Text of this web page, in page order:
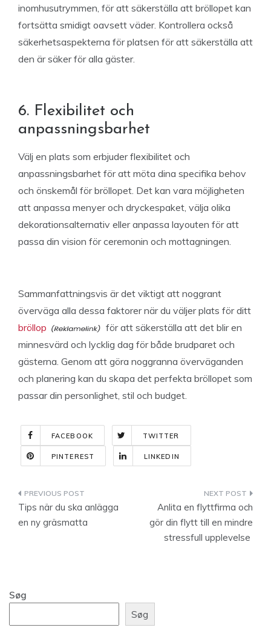
inomhusutrymmen, för att säkerställa att bröllopet kan
fortsätta smidigt oavsett väder. Kontrollera också
säkerhetsaspekterna för platsen för att säkerställa att
den är säker för alla gäster.
6. Flexibilitet och
anpassningsbarhet
Välj en plats som erbjuder flexibilitet och
anpassningsbarhet för att möta dina specifika behov
och önskemål för bröllopet. Det kan vara möjligheten
att anpassa menyer och dryckespaket, välja olika
dekorationsalternativ eller anpassa layouten för att
passa din vision för ceremonin och mottagningen.
Sammanfattningsvis är det viktigt att noggrant
överväga alla dessa faktorer när du väljer plats för ditt
bröllop
för att säkerställa att det blir en
minnesvärd och lycklig dag för både brudparet och
gästerna. Genom att göra noggranna överväganden
och planering kan du skapa det perfekta bröllopet som
passar din personlighet, stil och budget.
FACEBOOK TWITTER
PINTEREST LINKEDIN
Indlægsnavigation
Tips när du ska anlägga
en ny gräsmatta
Anlita en flyttfirma och
gör din flytt till en mindre
stressfull upplevelse
Søg
Søg